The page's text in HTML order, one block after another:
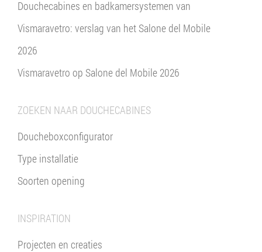
Douchecabines en badkamersystemen van
Vismaravetro: verslag van het Salone del Mobile
2026
Vismaravetro op Salone del Mobile 2026
ZOEKEN NAAR DOUCHECABINES
Doucheboxconfigurator
Type installatie
Soorten opening
INSPIRATION
Projecten en creaties